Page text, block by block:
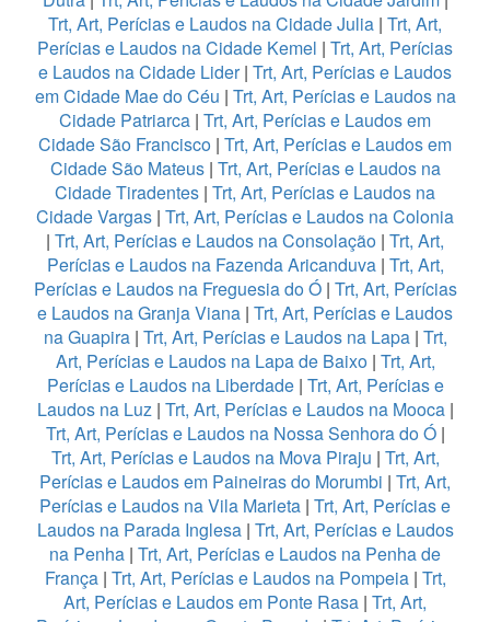
Trt, Art, Perícias e Laudos na Cidade Julia | Trt, Art,
Perícias e Laudos na Cidade Kemel | Trt, Art, Perícias
e Laudos na Cidade Lider| Trt, Art, Perícias e Laudos
em Cidade Mae do Céu | Trt, Art, Perícias e Laudos na
Cidade Patriarca | Trt, Art, Perícias e Laudos em
Cidade São Francisco | Trt, Art, Perícias e Laudos em
Cidade São Mateus| Trt, Art, Perícias e Laudos na
Cidade Tiradentes | Trt, Art, Perícias e Laudos na
Cidade Vargas | Trt, Art, Perícias e Laudos na Colonia
| Trt, Art, Perícias e Laudos na Consolação | Trt, Art,
Perícias e Laudos na Fazenda Aricanduva| Trt, Art,
Perícias e Laudos na Freguesia do Ó| Trt, Art, Perícias
e Laudos na Granja Viana | Trt, Art, Perícias e Laudos
na Guapira| Trt, Art, Perícias e Laudos na Lapa| Trt,
Art, Perícias e Laudos na Lapa de Baixo | Trt, Art,
Perícias e Laudos na Liberdade | Trt, Art, Perícias e
Laudos na Luz| Trt, Art, Perícias e Laudos na Mooca|
Trt, Art, Perícias e Laudos na Nossa Senhora do Ó|
Trt, Art, Perícias e Laudos na Mova Piraju | Trt, Art,
Perícias e Laudos em Paineiras do Morumbi | Trt, Art,
Perícias e Laudos na Vila Marieta | Trt, Art, Perícias e
Laudos na Parada Inglesa | Trt, Art, Perícias e Laudos
na Penha | Trt, Art, Perícias e Laudos na Penha de
França | Trt, Art, Perícias e Laudos na Pompeia| Trt,
Art, Perícias e Laudos em Ponte Rasa | Trt, Art,